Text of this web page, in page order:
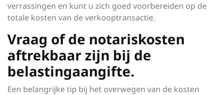
verrassingen en kunt u zich goed voorbereiden op de
totale kosten van de verkooptransactie.
Vraag of de notariskosten
aftrekbaar zijn bij de
belastingaangifte.
Een belangrijke tip bij het overwegen van de kosten